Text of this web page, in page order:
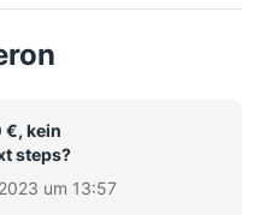
€, kein
steps?
um 13:57